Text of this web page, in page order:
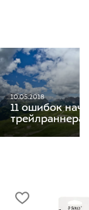
10.05.2018
11 ошибок
трейлраннера